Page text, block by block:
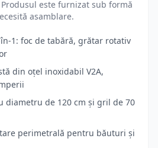
este furnizat sub formă
asamblare.
1: foc de tabără, grătar rotativ
din oțel inoxidabil V2A,
diametru de 120 cm și gril de 70
perimetrală pentru băuturi și